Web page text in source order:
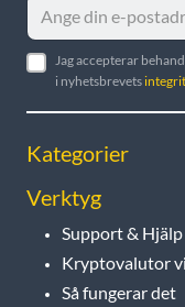
Jag accepterar
i nyhetsbrevets
Kategorier
Verktyg
Support & Hjälp
Kryptovalutor
Så fungerar det